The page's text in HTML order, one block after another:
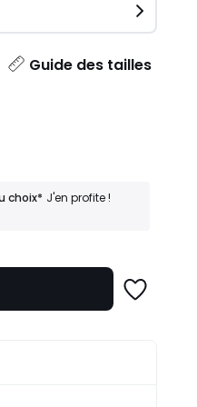
Guide des tailles
choix* J'en profite !